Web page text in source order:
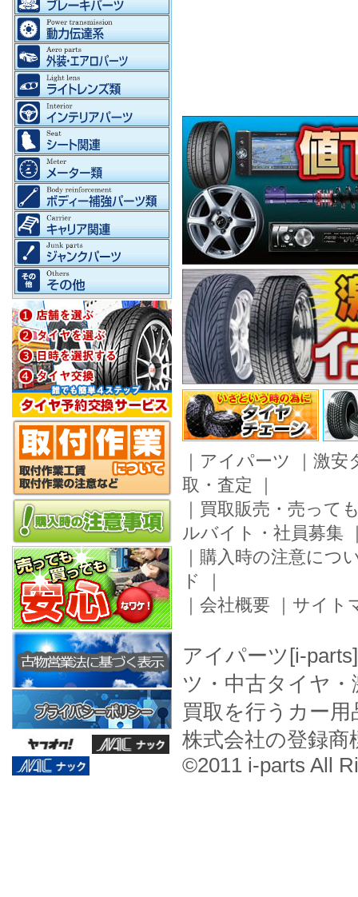
｜ アイパーツ ｜ 激安
取・査定 ｜
｜ 買取販売・売って
ルバイト・社員募集
｜ 購入時の注意につ
ド
｜
｜ 会社概要 ｜ サイト
アイパーツ[i-
ツ・中古タイヤ
買取を行うカー
株式会社の登録商
©2011 i-parts All